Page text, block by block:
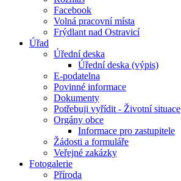
Facebook
Volná pracovní místa
Frýdlant nad Ostravicí
Úřad
Úřední deska
Úřední deska (výpis)
E-podatelna
Povinné informace
Dokumenty
Potřebuji vyřídit - Životní situace
Orgány obce
Informace pro zastupitele
Žádosti a formuláře
Veřejné zakázky
Fotogalerie
Příroda